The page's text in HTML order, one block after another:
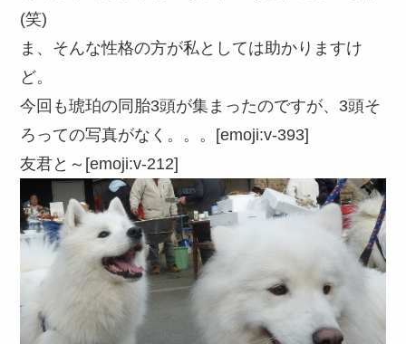
(笑)
ま、そんな性格の方が私としては助かりますけ
ど。
今回も琥珀の同胎3頭が集まったのですが、3頭そ
ろっての写真がなく。。。[emoji:v-393]
友君と～[emoji:v-212]